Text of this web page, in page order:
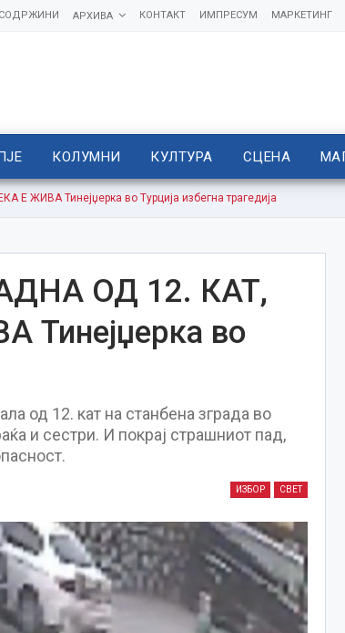
МАРКЕТИНГ
ИМПРЕСУМ
КОНТАКТ
АРХИВА
КОЛУМНИ КУЛТУРА СЦЕНА
ЖИВА Тинејџерка во Турција избегна трагедија
ОД 12. КАТ,
во
од 12. кат на станбена зграда во
и сестри. И покрај страшниот пад,
ИЗБОР СВЕТ